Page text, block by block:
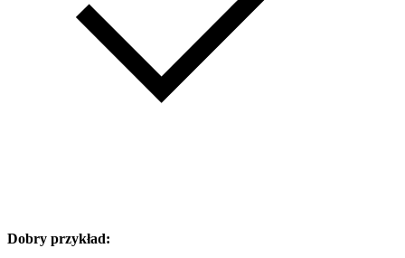
Dobry przykład: